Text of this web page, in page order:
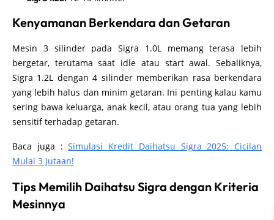
Kenyamanan Berkendara dan Getaran
Mesin 3 silinder pada Sigra 1.0L memang terasa lebih
bergetar, terutama saat idle atau start awal. Sebaliknya,
Sigra 1.2L dengan 4 silinder memberikan rasa berkendara
yang lebih halus dan minim getaran. Ini penting kalau kamu
sering bawa keluarga, anak kecil, atau orang tua yang lebih
sensitif terhadap getaran.
Baca juga :Simulasi Kredit Daihatsu Sigra 2025: Cicilan
Mulai 3 Jutaan!
Tips Memilih Daihatsu Sigra dengan Kriteria
Mesinnya